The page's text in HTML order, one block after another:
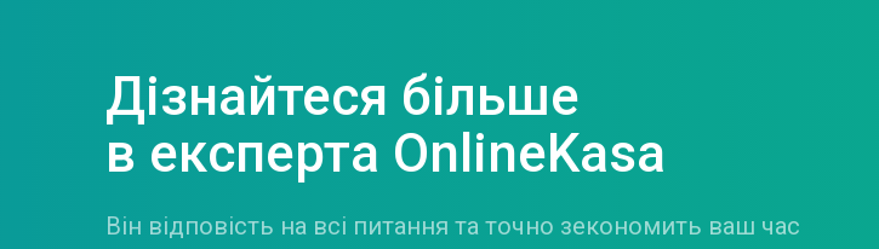
Дізнайтеся більше
в експерта OnlineKasa
Він відповість на всі питання та точно зекономить ваш час